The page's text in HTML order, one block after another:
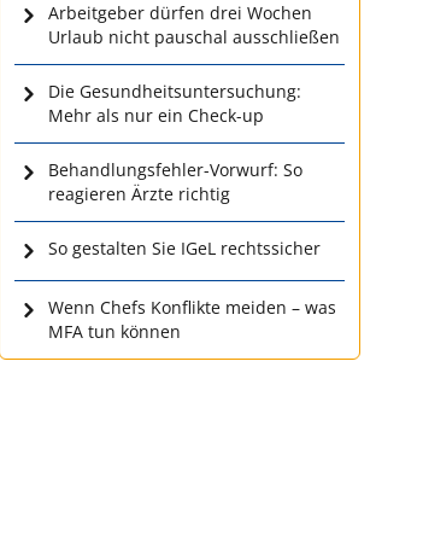
Arbeitgeber dürfen drei Wochen
Urlaub nicht pauschal ausschließen
Die Gesundheitsuntersuchung:
Mehr als nur ein Check-up
Behandlungsfehler-Vorwurf: So
reagieren Ärzte richtig
So gestalten Sie IGeL rechtssicher
Wenn Chefs Konflikte meiden – was
MFA tun können